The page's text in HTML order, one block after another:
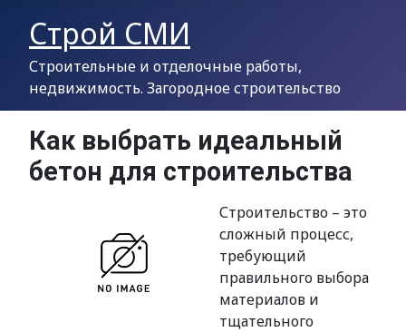
Строй СМИ
Строительные и отделочные работы,
недвижимость. Загородное строительство
Как выбрать идеальный
бетон для строительства
Строительство – это
сложный процесс,
требующий
правильного выбора
материалов и
тщательного